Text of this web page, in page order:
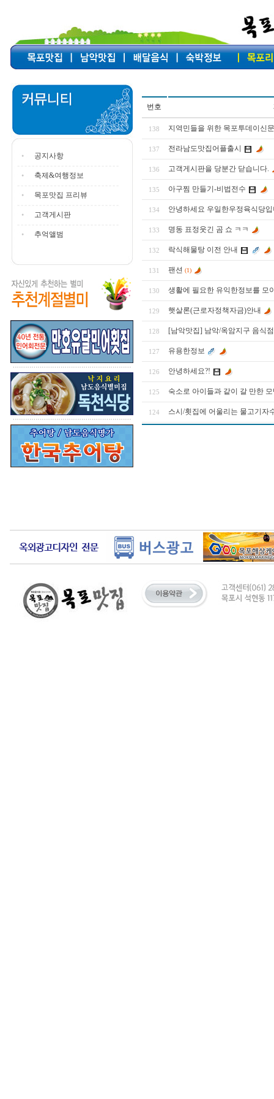
공지사항
축제&여행정보
목포맛집 프리뷰
고객게시판
추억앨범
번호
138 지역민들을 위한 목포투데이신
137 전라남도맛집어플출시
136 고객게시판을 당분간 닫습니다.
135 아구찜 만들기-비법전수
134 안녕하세요 우일한우정육식당
133 명동 표정웃긴 곰 쇼 ㅋㅋ
132 락식해물탕 이전 안내
131 팬션 (1)
130 생활에 필요한 유익한정보를 모
129 햇살론(근로자정책자금)안내
128 [남악맛집] 남악/옥암지구 음식
127 유용한정보
126 안녕하세요?!
125 숙소로 아이들과 같이 갈 만한
124 스시/횟집에 어울리는 물고기자